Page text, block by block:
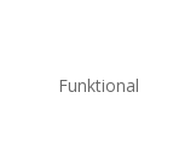
Funktional